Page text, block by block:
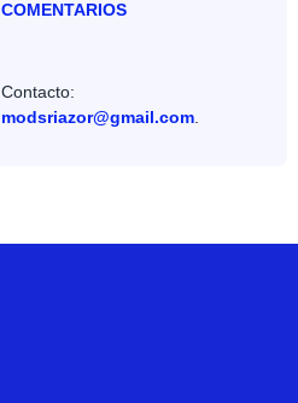
COMENTARIOS
Contacto:
modsriazor@gmail.com.